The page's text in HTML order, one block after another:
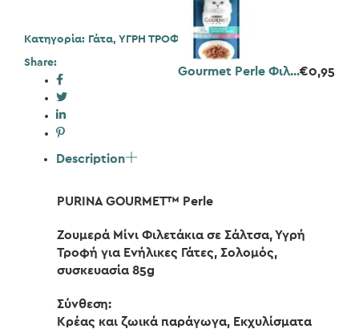
Gourmet Perle Φιλ...€0,95
Κατηγορία: Γάτα, ΥΓΡΗ ΤΡΟΦΗ
Share:
Description
PURINA GOURMET™ Perle
Ζουμερά Μίνι Φιλετάκια σε Σάλτσα, Υγρή
Τροφή για Ενήλικες Γάτες, Σολομός,
συσκευασία 85g
Σύνθεση:
Κρέας και ζωικά παράγωγα, Εκχυλίσματα